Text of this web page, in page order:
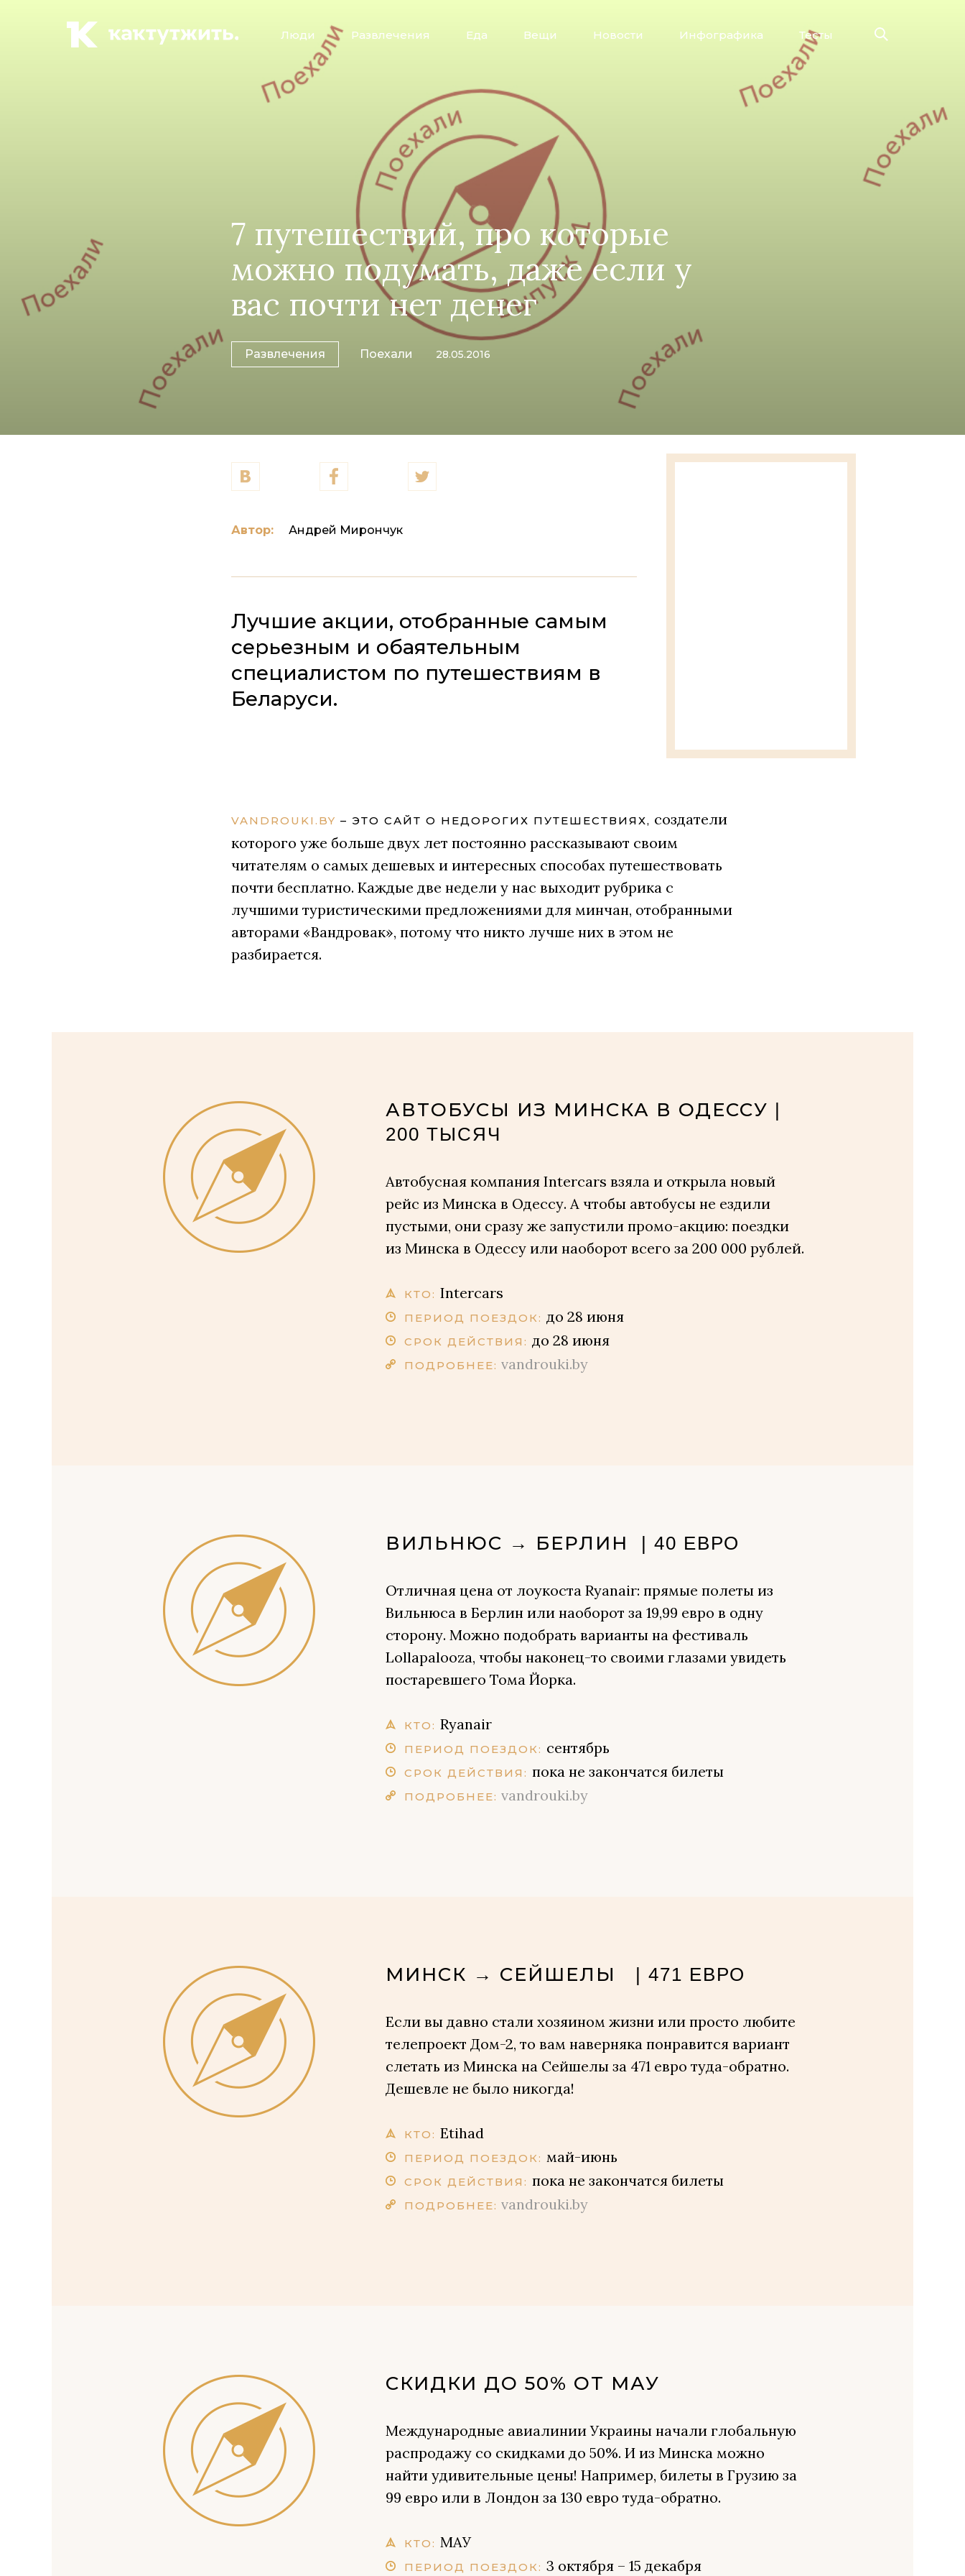
Люди Развлечения Еда Вещи Новости Инфографика Тесты
7 путешествий, про которые
можно подумать, даже если у
вас почти нет денег
Развлечения Поехали 28.05.2016
Автор: Андрей Мирончук
Лучшие акции, отобранные самым
серьезным и обаятельным
специалистом по путешествиям в
Беларуси.
VANDROUKI.BY – ЭТО САЙТ О НЕДОРОГИХ ПУТЕШЕСТВИЯХ, создатели
которого уже больше двух лет постоянно рассказывают своим
читателям о самых дешевых и интересных способах путешествовать
почти бесплатно. Каждые две недели у нас выходит рубрика с
лучшими туристическими предложениями для минчан, отобранными
авторами «Вандровак», потому что никто лучше них в этом не
разбирается.
АВТОБУСЫ ИЗ МИНСКА В ОДЕССУ |
200 ТЫСЯЧ
Автобусная компания Intercars взяла и открыла новый
рейс из Минска в Одессу. А чтобы автобусы не ездили
пустыми, они сразу же запустили промо-акцию: поездки
из Минска в Одессу или наоборот всего за 200 000 рублей.
КТО: Intercars
ПЕРИОД ПОЕЗДОК: до 28 июня
СРОК ДЕЙСТВИЯ: до 28 июня
ПОДРОБНЕЕ: vandrouki.by
ВИЛЬНЮС → БЕРЛИН | 40 ЕВРО
Отличная цена от лоукоста Ryanair: прямые полеты из
Вильнюса в Берлин или наоборот за 19,99 евро в одну
сторону. Можно подобрать варианты на фестиваль
Lollapalooza, чтобы наконец-то своими глазами увидеть
постаревшего Тома Йорка.
КТО: Ryanair
ПЕРИОД ПОЕЗДОК: сентябрь
СРОК ДЕЙСТВИЯ: пока не закончатся билеты
ПОДРОБНЕЕ: vandrouki.by
МИНСК → СЕЙШЕЛЫ | 471 ЕВРО
Если вы давно стали хозяином жизни или просто любите
телепроект Дом-2, то вам наверняка понравится вариант
слетать из Минска на Сейшелы за 471 евро туда-обратно.
Дешевле не было никогда!
КТО: Etihad
ПЕРИОД ПОЕЗДОК: май-июнь
СРОК ДЕЙСТВИЯ: пока не закончатся билеты
ПОДРОБНЕЕ: vandrouki.by
СКИДКИ ДО 50% ОТ МАУ
Международные авиалинии Украины начали глобальную
распродажу со скидками до 50%. И из Минска можно
найти удивительные цены! Например, билеты в Грузию за
99 евро или в Лондон за 130 евро туда-обратно.
КТО: МАУ
ПЕРИОД ПОЕЗДОК: 3 октября – 15 декабря